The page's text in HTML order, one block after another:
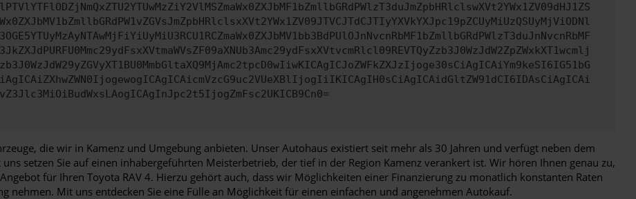
die wir in Kamenz und Umgebung anbieten. Unser Autohaus existiert seit mehr als 30 Jahren und verfügt neben dem
setzen Sie auf einen inhabergeführten Meisterbetrieb, der tief in der Region Kamenz verankert ist. Wir hören Ihnen genau zu,
für Ihren Toyota RAV 4. Hierzu gehört auch, dass wir Möglichkeiten einer Finanzierung zu monatlich konstanten Raten
nehmen. Mit uns entdecken Sie eine Fülle an Möglichkeit für einen einfachen und angenehmen Autokauf.